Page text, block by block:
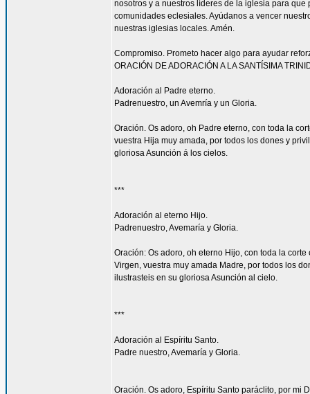
nosotros y a nuestros líderes de la iglesia para
comunidades eclesiales. Ayúdanos a vencer
nuestras iglesias locales. Amén.
Compromiso. Prometo hacer algo para ayudar
ORACIÓN DE ADORACIÓN A LA SANTÍSIMA
Adoración al Padre eterno.
Padrenuestro, un Avemría y un Gloria.
Oración. Os adoro, oh Padre eterno, con toda la
vuestra Hija muy amada, por todos los dones y
gloriosa Asunción á los cielos.
***
Adoración al eterno Hijo.
Padrenuestro, Avemaría y Gloria.
Oración: Os adoro, oh eterno Hijo, con toda la
Virgen, vuestra muy amada Madre, por todos los
ilustrasteis en su gloriosa Asunción al cielo.
***
Adoración al Espíritu Santo.
Padre nuestro, Avemaría y Gloria.
Oración. Os adoro, Espíritu Santo paráclito, por mi